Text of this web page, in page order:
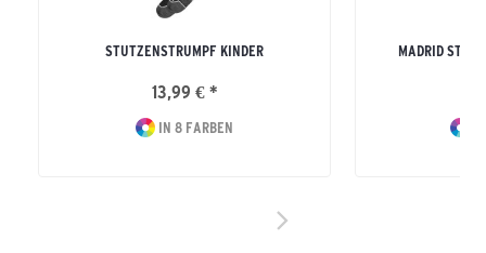
STUTZENSTRUMPF KINDER
13,99 € *
IN 8 FARBEN
MADRID